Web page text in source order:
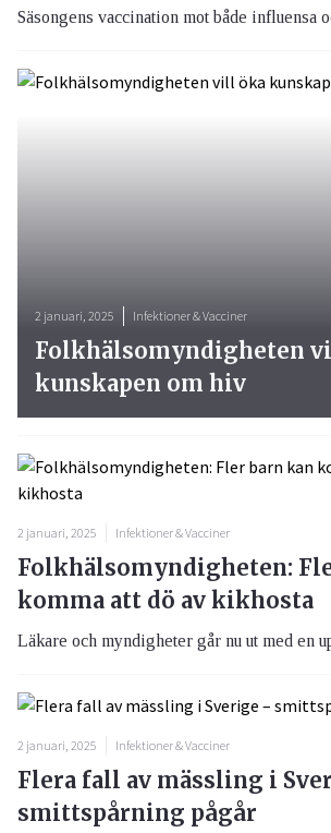
Säsongens vaccination mot både influensa
2 januari, 2025 Infektioner & Vacciner
Folkhälsomyndigheten
kunskapen om hiv
2 januari, 2025 Infektioner & Vacciner
Folkhälsomyndigheten:
komma att dö av kikhosta
Läkare och myndigheter går nu ut med en
2 januari, 2025 Infektioner & Vacciner
Flera fall av mässling i
smittspårning pågår